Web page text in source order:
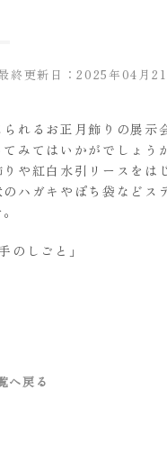
更新日：2025年04月21
れるお正月飾りの展示
みてはいかがでしょう
や紅白水引リースをは
ハガキやぽち袋などス
しごと」
へ戻る